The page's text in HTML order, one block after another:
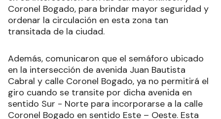
Coronel Bogado, para brindar mayor seguridad y
ordenar la circulación en esta zona tan
transitada de la ciudad.
Además, comunicaron que el semáforo ubicado
en la intersección de avenida Juan Bautista
Cabral y calle Coronel Bogado, ya no permitirá el
giro cuando se transite por dicha avenida en
sentido Sur - Norte para incorporarse a la calle
Coronel Bogado en sentido Este – Oeste. Esta